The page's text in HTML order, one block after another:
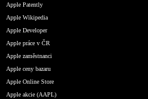
Apple Patently
Apple Wikipedia
Apple Developer
Apple práce v ČR
Apple zaměstnanci
Apple ceny bazaru
Apple Online Store
Apple akcie (AAPL)